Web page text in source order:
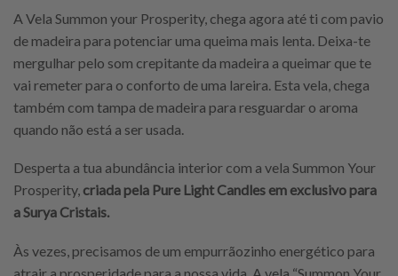
A Vela Summon your Prosperity, chega agora até ti com pavio
de madeira para potenciar uma queima mais lenta. Deixa-te
mergulhar pelo som crepitante da madeira a queimar que te
vai remeter para o conforto de uma lareira. Esta vela, chega
também com tampa de madeira para resguardar o aroma
quando não está a ser usada.
Desperta a tua abundância interior com a vela Summon Your
Prosperity, criada pela Pure Light Candles em exclusivo para
a Surya Cristais.
Às vezes, precisamos de um empurrãozinho energético para